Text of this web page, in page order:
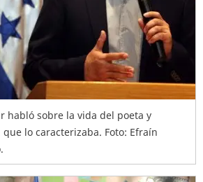
habló sobre la vida del poeta y
lo caracterizaba. Foto: Efraín